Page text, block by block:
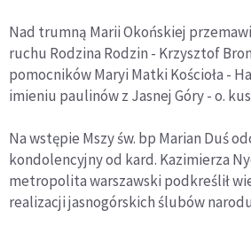
Nad trumną Marii Okońskiej
ruchu Rodzina Rodzin - Krzysztof
pomocników Maryi Matki Kościoła -
imieniu paulinów z Jasnej Góry - o.
Na wstępie Mszy św. bp Marian Duś
kondolencyjny od kard. Kazimierza
metropolita warszawski podkreślił
realizacji jasnogórskich ślubów